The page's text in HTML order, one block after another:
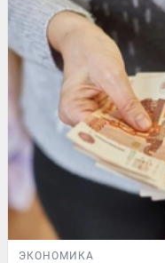
ЭКОНОМИКА